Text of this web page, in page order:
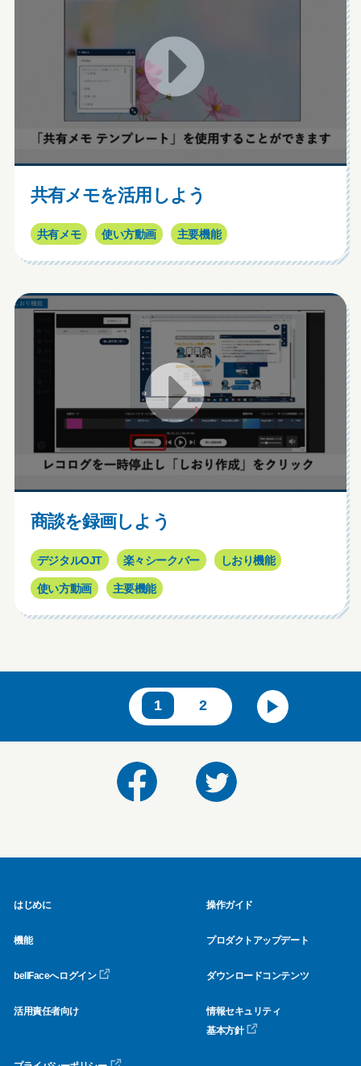
共有メモを活用しよう
共有メモ 使い方動画 主要機能
商談を録画しよう
デジタルOJT 楽々シークバー しおり機能
使い方動画 主要機能
1 2
はじめに 操作ガイド
機能 プロダクトアップデート
bellFaceへログイン ダウンロードコンテンツ
活用責任者向け
情報セキュリティ
基本方針